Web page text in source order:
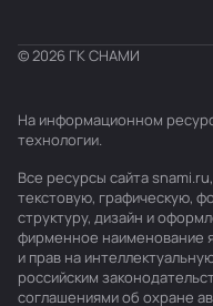
© 2026 ГК СНАМИ
На информационном
технологии.
Все ресурсы сайта
текстовую, графическую,
структуру, дизайн и
фирменное наименование
и прав на
российским
соглашениями об охране